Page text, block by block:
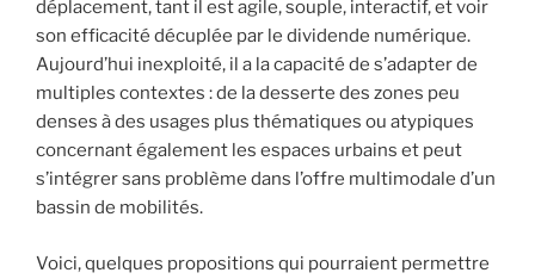
déplacement, tant il est agile, souple, interactif, et voir
son efficacité décuplée par le dividende numérique.
Aujourd’hui inexploité, il a la capacité de s’adapter de
multiples contextes : de la desserte des zones peu
denses à des usages plus thématiques ou atypiques
concernant également les espaces urbains et peut
s’intégrer sans problème dans l’offre multimodale d’un
bassin de mobilités.
Voici, quelques propositions qui pourraient permettre